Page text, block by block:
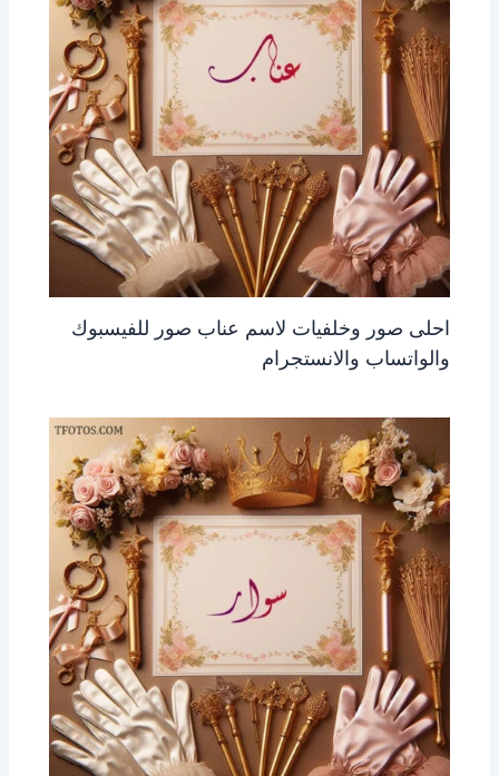
احلى صور وخلفيات لاسم عناب صور للفيسبوك
والواتساب والانستجرام